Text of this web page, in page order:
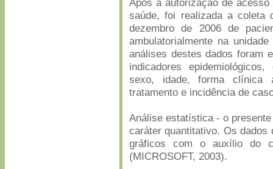
Após a autorização de
saúde, foi realizada a coleta
dezembro de 2006 de
ambulatorialmente na
análises destes dados foram
indicadores
sexo, idade, forma clínica
tratamento e incidência de
Análise estatística - o
caráter quantitativo. Os dados
gráficos com o auxílio do
(MICROSOFT, 2003).